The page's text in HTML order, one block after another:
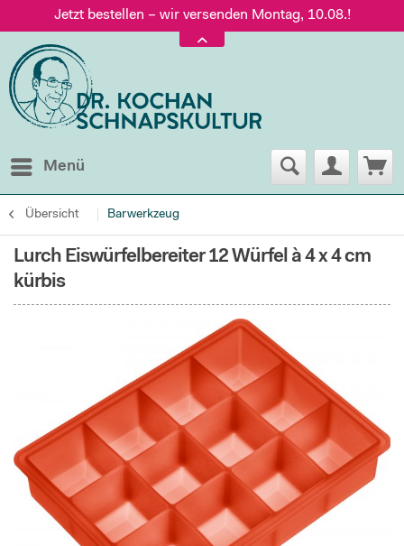
Jetzt bestellen – wir versenden Montag, 10.08.!
Versand nur 5,60 €, gratis ab 95 € Warenwert
Jetzt bestellen – wir versenden Montag, 10.08.!
Menü
Übersicht Barwerkzeug
Lurch Eiswürfelbereiter 12 Würfel à 4 x 4 cm
kürbis